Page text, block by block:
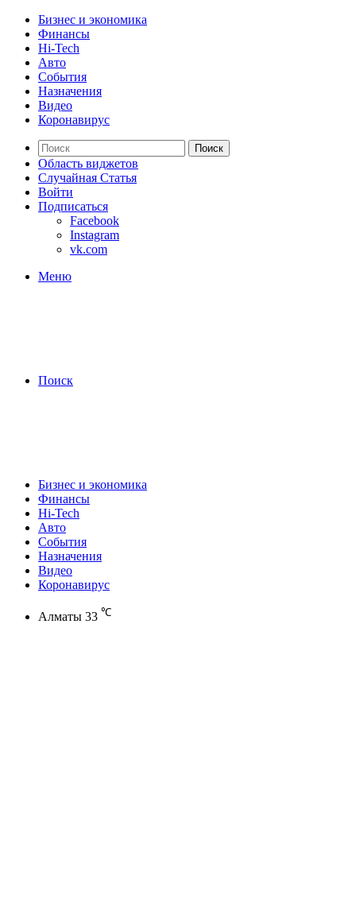
Бизнес и экономика
Финансы
Hi-Tech
Авто
События
Назначения
Видео
Коронавирус
Поиск
Область виджетов
Случайная Статья
Войти
Подписаться
Facebook
Instagram
vk.com
Меню
Поиск
Бизнес и экономика
Финансы
Hi-Tech
Авто
События
Назначения
Видео
Коронавирус
Алматы 33 ℃